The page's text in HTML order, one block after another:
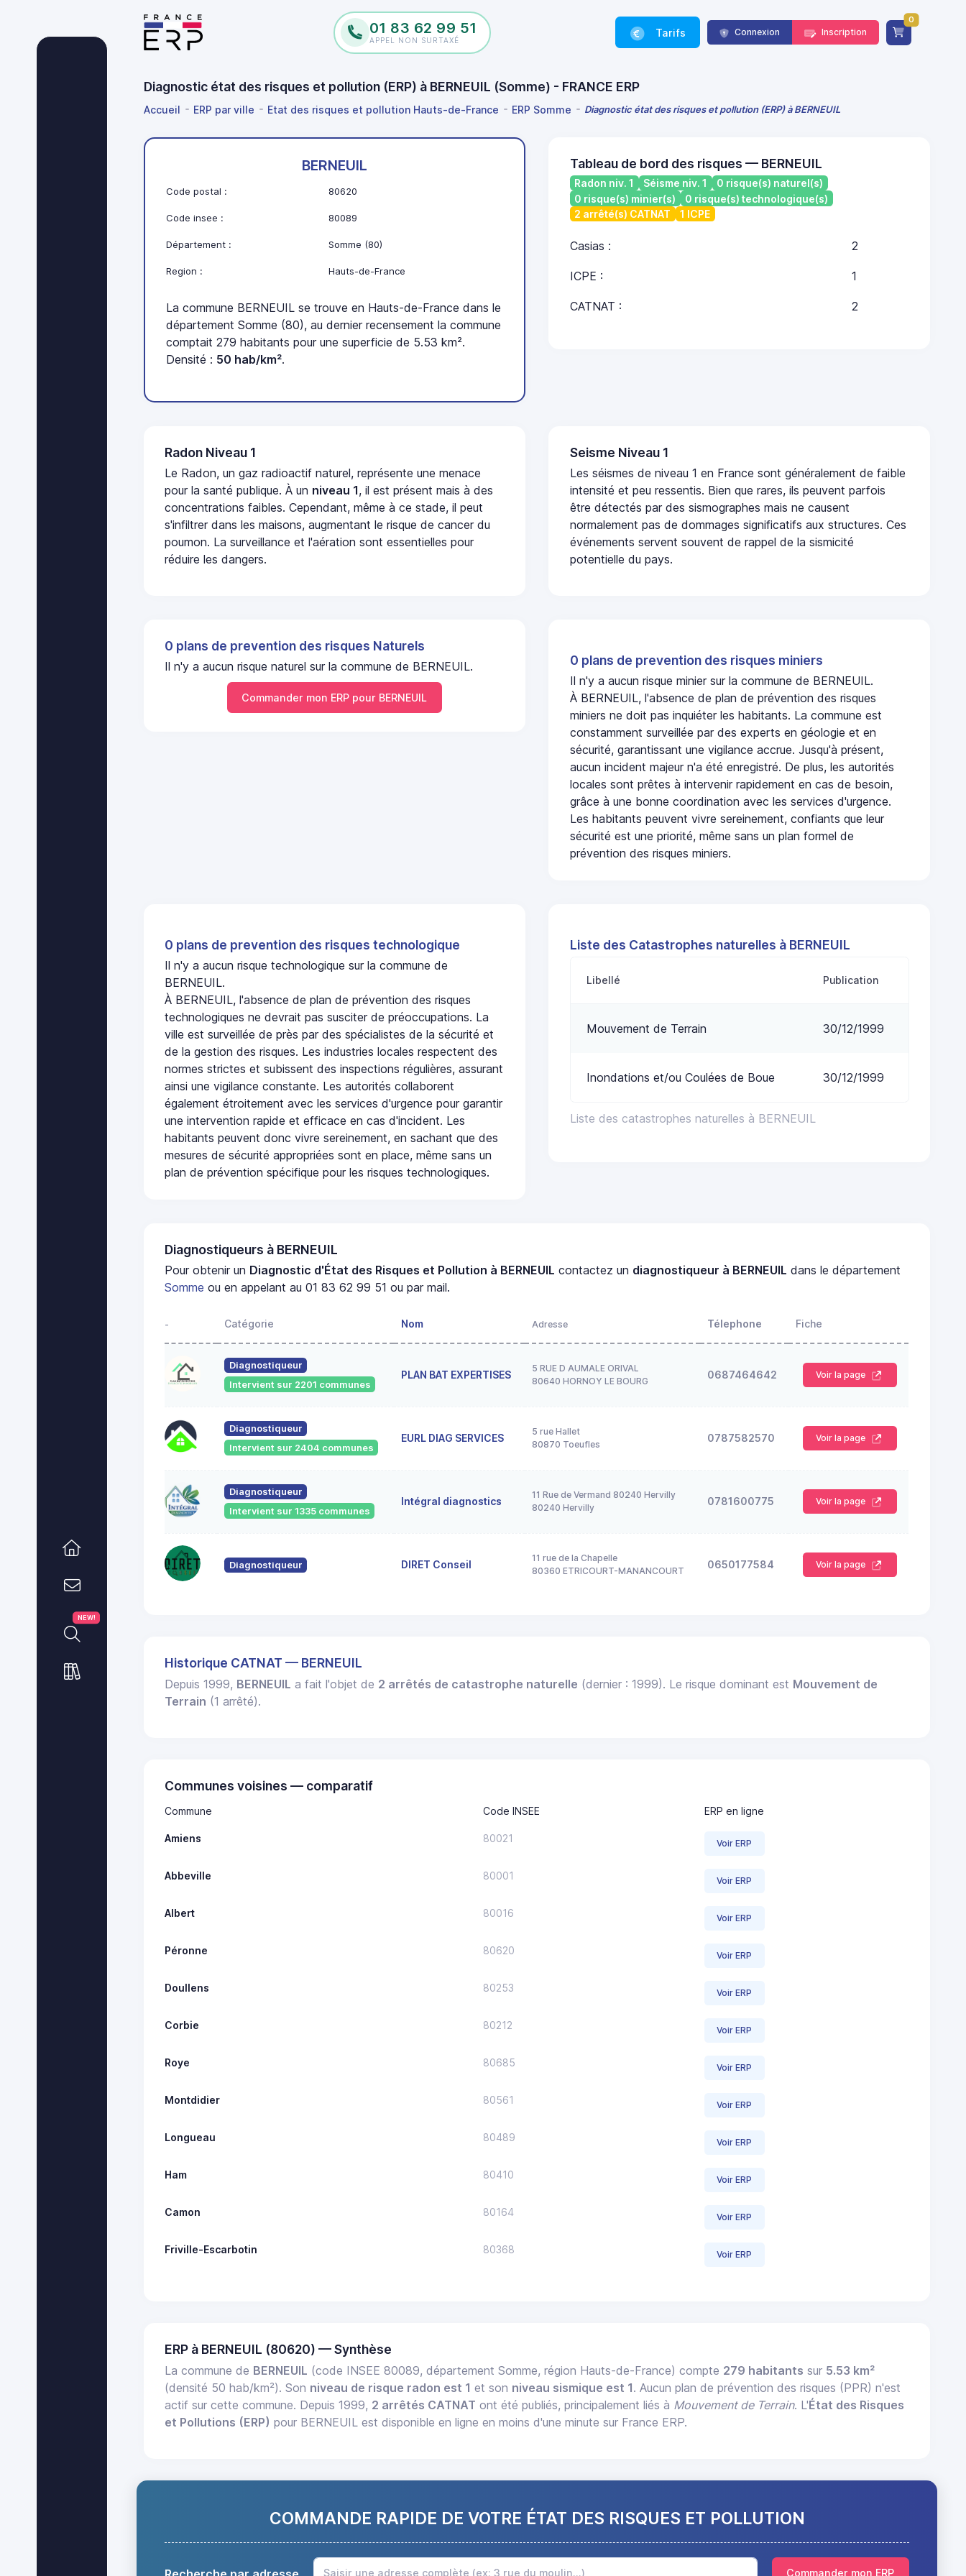
01 83 62 99 51
APPEL NON SURTAXÉ
Tarifs Connexion Inscription
0
Diagnostic état des risques et pollution (ERP) à BERNEUIL (Somme) - FRANCE ERP
Accueil ERP par ville Etat des risques et pollution Hauts-de-France ERP Somme Diagnostic état des risques et pollution (ERP) à BERNEUIL
NEW!
BERNEUIL
Code postal : 80620
Code insee : 80089
Département : Somme (80)
Region : Hauts-de-France
La commune BERNEUIL se trouve en Hauts-de-France dans le
département Somme (80), au dernier recensement la commune
comptait 279 habitants pour une superficie de 5.53 km².
Densité : 50 hab/km².
Tableau de bord des risques — BERNEUIL
Radon niv. 1 Séisme niv. 1
0 risque(s) naturel(s)
0 risque(s) minier(s)
0 risque(s) technologique(s)
2 arrêté(s) CATNAT
1 ICPE
Casias : 2
ICPE : 1
CATNAT : 2
Radon Niveau 1
Le Radon, un gaz radioactif naturel, représente une menace
pour la santé publique. À un niveau 1, il est présent mais à des
concentrations faibles. Cependant, même à ce stade, il peut
s'infiltrer dans les maisons, augmentant le risque de cancer du
poumon. La surveillance et l'aération sont essentielles pour
réduire les dangers.
Seisme Niveau 1
Les séismes de niveau 1 en France sont généralement de faible
intensité et peu ressentis. Bien que rares, ils peuvent parfois
être détectés par des sismographes mais ne causent
normalement pas de dommages significatifs aux structures. Ces
événements servent souvent de rappel de la sismicité
potentielle du pays.
0 plans de prevention des risques Naturels
Il n'y a aucun risque naturel sur la commune de BERNEUIL.
Commander mon ERP pour BERNEUIL
0 plans de prevention des risques miniers
Il n'y a aucun risque minier sur la commune de BERNEUIL.
À BERNEUIL, l'absence de plan de prévention des risques
miniers ne doit pas inquiéter les habitants. La commune est
constamment surveillée par des experts en géologie et en
sécurité, garantissant une vigilance accrue. Jusqu'à présent,
aucun incident majeur n'a été enregistré. De plus, les autorités
locales sont prêtes à intervenir rapidement en cas de besoin,
grâce à une bonne coordination avec les services d'urgence.
Les habitants peuvent vivre sereinement, confiants que leur
sécurité est une priorité, même sans un plan formel de
prévention des risques miniers.
0 plans de prevention des risques technologique
Il n'y a aucun risque technologique sur la commune de
BERNEUIL.
À BERNEUIL, l'absence de plan de prévention des risques
technologiques ne devrait pas susciter de préoccupations. La
ville est surveillée de près par des spécialistes de la sécurité et
de la gestion des risques. Les industries locales respectent des
normes strictes et subissent des inspections régulières, assurant
ainsi une vigilance constante. Les autorités collaborent
également étroitement avec les services d'urgence pour garantir
une intervention rapide et efficace en cas d'incident. Les
habitants peuvent donc vivre sereinement, en sachant que des
mesures de sécurité appropriées sont en place, même sans un
plan de prévention spécifique pour les risques technologiques.
Liste des Catastrophes naturelles à BERNEUIL
Liste des catastrophes naturelles à BERNEUIL
Libellé Publication
Mouvement de Terrain 30/12/1999
Inondations et/ou Coulées de Boue 30/12/1999
Diagnostiqueurs à BERNEUIL
Pour obtenir un Diagnostic d'État des Risques et Pollution à BERNEUIL contactez un diagnostiqueur à BERNEUIL dans le département
Somme ou en appelant au 01 83 62 99 51 ou par mail.
- Catégorie Nom Adresse Télephone Fiche
Diagnostiqueur
Intervient sur 2201 communes
PLAN BAT EXPERTISES
5 RUE D AUMALE ORIVAL
80640 HORNOY LE BOURG
0687464642 Voir la page
Diagnostiqueur
Intervient sur 2404 communes
EURL DIAG SERVICES
5 rue Hallet
80870 Toeufles
0787582570 Voir la page
Diagnostiqueur
Intervient sur 1335 communes
Intégral diagnostics
11 Rue de Vermand 80240 Hervilly
80240 Hervilly
0781600775 Voir la page
Diagnostiqueur DIRET Conseil
11 rue de la Chapelle
80360 ETRICOURT-MANANCOURT
0650177584 Voir la page
Historique CATNAT — BERNEUIL
Depuis 1999, BERNEUIL a fait l'objet de 2 arrêtés de catastrophe naturelle (dernier : 1999). Le risque dominant est Mouvement de
Terrain (1 arrêté).
Communes voisines — comparatif
Commune Code INSEE ERP en ligne
Amiens 80021 Voir ERP
Abbeville 80001 Voir ERP
Albert 80016 Voir ERP
Péronne 80620 Voir ERP
Doullens 80253 Voir ERP
Corbie 80212 Voir ERP
Roye 80685 Voir ERP
Montdidier 80561 Voir ERP
Longueau 80489 Voir ERP
Ham 80410 Voir ERP
Camon 80164 Voir ERP
Friville-Escarbotin 80368 Voir ERP
ERP à BERNEUIL (80620) — Synthèse
La commune de BERNEUIL (code INSEE 80089, département Somme, région Hauts-de-France) compte 279 habitants sur 5.53 km²
(densité 50 hab/km²). Son niveau de risque radon est 1 et son niveau sismique est 1. Aucun plan de prévention des risques (PPR) n'est
actif sur cette commune. Depuis 1999, 2 arrêtés CATNAT ont été publiés, principalement liés à Mouvement de Terrain. L'État des Risques
et Pollutions (ERP) pour BERNEUIL est disponible en ligne en moins d'une minute sur France ERP.
COMMANDE RAPIDE DE VOTRE ÉTAT DES RISQUES ET POLLUTION
Commander mon ERP